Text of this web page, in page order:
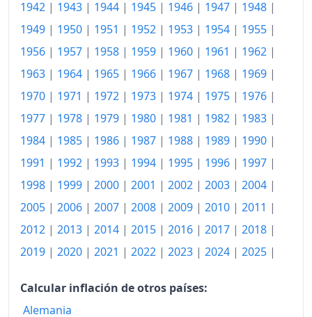
2022
162.89
2023
169.21
173.24
2025
176.83
2026-05
182.66
Hoy
183.79
1942 | 1943 | 1944 | 1945 | 1946 | 1947 | 1948 |
1949 | 1950 | 1951 | 1952 | 1953 | 1954 | 1955 |
1956 | 1957 | 1958 | 1959 | 1960 | 1961 | 1962 |
1963 | 1964 | 1965 | 1966 | 1967 | 1968 | 1969 |
1970 | 1971 | 1972 | 1973 | 1974 | 1975 | 1976 |
1977 | 1978 | 1979 | 1980 | 1981 | 1982 | 1983 |
1984 | 1985 | 1986 | 1987 | 1988 | 1989 | 1990 |
1991 | 1992 | 1993 | 1994 | 1995 | 1996 | 1997 |
1998 | 1999 | 2000 | 2001 | 2002 | 2003 | 2004 |
2005 | 2006 | 2007 | 2008 | 2009 | 2010 | 2011 |
2012 | 2013 | 2014 | 2015 | 2016 | 2017 | 2018 |
2019 | 2020 | 2021 | 2022 | 2023 | 2024 | 2025 |
Calcular inflación de otros países:
Alemania